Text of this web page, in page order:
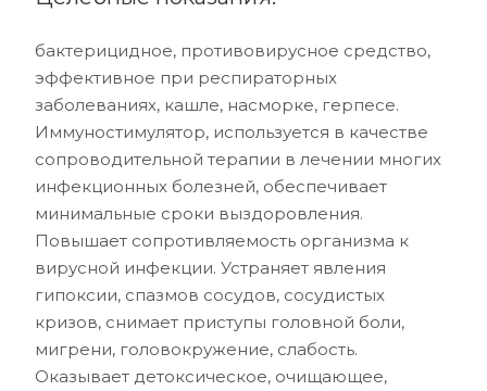
бактерицидное, противовирусное средство,
эффективное при респираторных
заболеваниях, кашле, насморке, герпесе.
Иммуностимулятор, используется в качестве
сопроводительной терапии в лечении многих
инфекционных болезней, обеспечивает
минимальные сроки выздоровления.
Повышает сопротивляемость организма к
вирусной инфекции. Устраняет явления
гипоксии, спазмов сосудов, сосудистых
кризов, снимает приступы головной боли,
мигрени, головокружение, слабость.
Оказывает детоксическое, очищающее,